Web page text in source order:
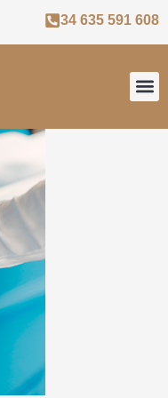
34 635 591 608